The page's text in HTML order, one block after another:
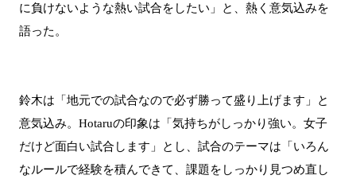
に負けないような熱い試合をしたい」と、熱く意気込みを
語った。
鈴木は「地元での試合なので必ず勝って盛り上げます」と
意気込み。Hotaruの印象は「気持ちがしっかり強い。女子
だけど面白い試合します」とし、試合のテーマは「いろん
なルールで経験を積んできて、課題をしっかり見つめ直し